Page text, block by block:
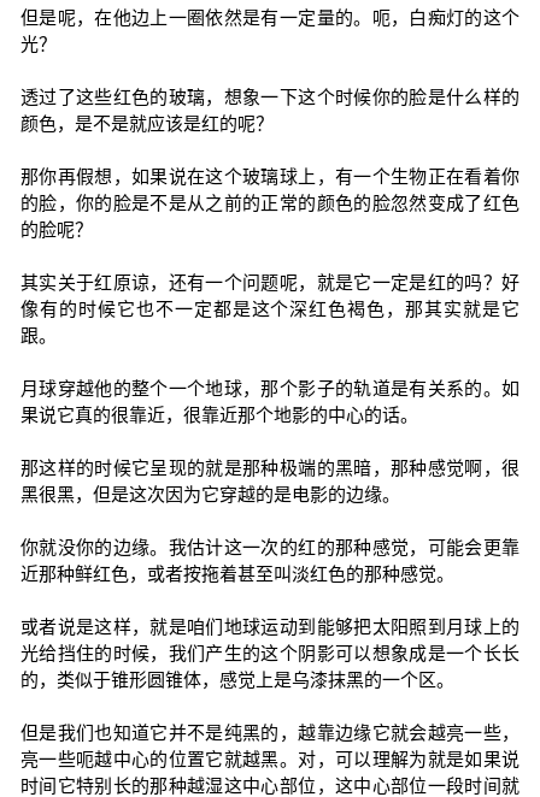
但是呢，在他边上一圈依然是有一定量的。呃，白痴灯的这个
光？
透过了这些红色的玻璃，想象一下这个时候你的脸是什么样的
颜色，是不是就应该是红的呢？
那你再假想，如果说在这个玻璃球上，有一个生物正在看着你
的脸，你的脸是不是从之前的正常的颜色的脸忽然变成了红色
的脸呢？
其实关于红原谅，还有一个问题呢，就是它一定是红的吗？好
像有的时候它也不一定都是这个深红色褐色，那其实就是它
跟。
月球穿越他的整个一个地球，那个影子的轨道是有关系的。如
果说它真的很靠近，很靠近那个地影的中心的话。
那这样的时候它呈现的就是那种极端的黑暗，那种感觉啊，很
黑很黑，但是这次因为它穿越的是电影的边缘。
你就没你的边缘。我估计这一次的红的那种感觉，可能会更靠
近那种鲜红色，或者按拖着甚至叫淡红色的那种感觉。
或者说是这样，就是咱们地球运动到能够把太阳照到月球上的
光给挡住的时候，我们产生的这个阴影可以想象成是一个长长
的，类似于锥形圆锥体，感觉上是乌漆抹黑的一个区。
但是我们也知道它并不是纯黑的，越靠边缘它就会越亮一些，
亮一些呃越中心的位置它就越黑。对，可以理解为就是如果说
时间它特别长的那种越湿这中心部位，这中心部位一段时间就